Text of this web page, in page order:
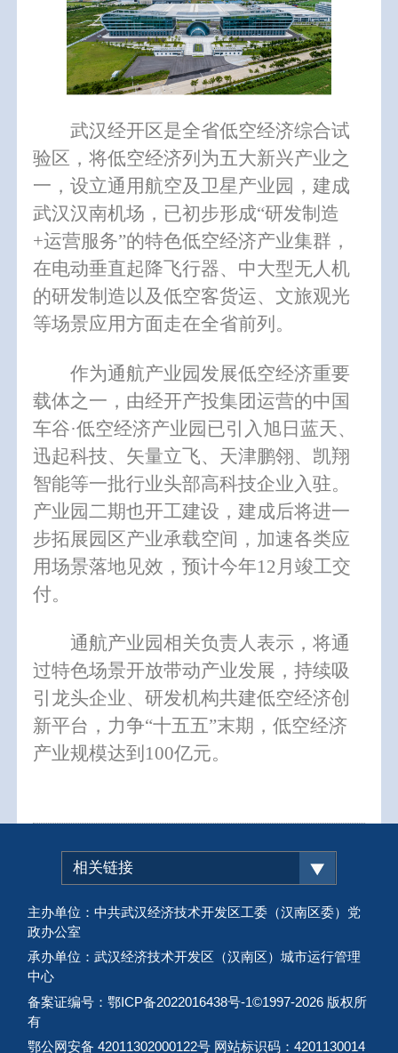
武汉经开区是全省低空经济综合试
验区，将低空经济列为五大新兴产业之
一，设立通用航空及卫星产业园，建成
武汉汉南机场，已初步形成“研发制造
+运营服务”的特色低空经济产业集群，
在电动垂直起降飞行器、中大型无人机
的研发制造以及低空客货运、文旅观光
等场景应用方面走在全省前列。
作为通航产业园发展低空经济重要
载体之一，由经开产投集团运营的中国
车谷·低空经济产业园已引入旭日蓝天、
迅起科技、矢量立飞、天津鹏翎、 凯翔
智能等一批行业头部高科技企业入驻。
产业园二期也开工建设，建成后将进一
步拓展园区产业承载空间，加速各类应
用场景落地见效，预计今年12月竣工交
付。
通航产业园相关负责人表示，将通
过特色场景开放带动产业发展，持续吸
引龙头企业、研发机构共建低空经济创
新平台，力争“十五五”末期，低空经济
产业规模达到100亿元。
相关链接
主办单位：中共武汉经济技术开发区工委（汉南区委）党
政办公室
承办单位：武汉经济技术开发区（汉南区）城市运行管理
中心
备案证编号：鄂ICP备2022016438号-1©1997-2026 版权所
有
鄂公网安备 42011302000122号 网站标识码：4201130014